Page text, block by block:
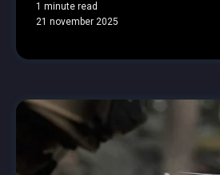
1 minute read
21 november 2025